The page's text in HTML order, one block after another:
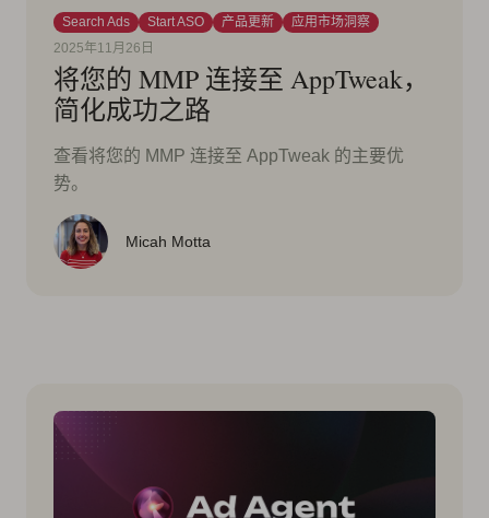
Search Ads Start ASO 产品更新
应用市场洞察
2025年11月26日
将您的 MMP 连接至 AppTweak，
简化成功之路
查看将您的 MMP 连接至 AppTweak 的主要优
势。
Micah Motta